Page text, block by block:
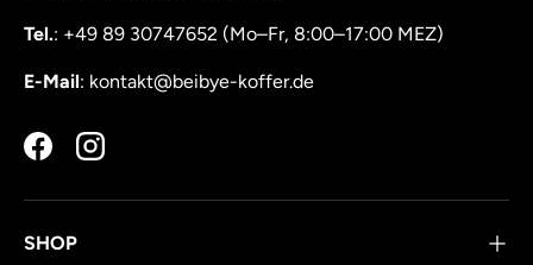
Tel.: +49 89 30747652 (Mo–Fr, 8:00–17:00 MEZ)
E-Mail: kontakt@beibye-koffer.de
FacebookInstagram
SHOP